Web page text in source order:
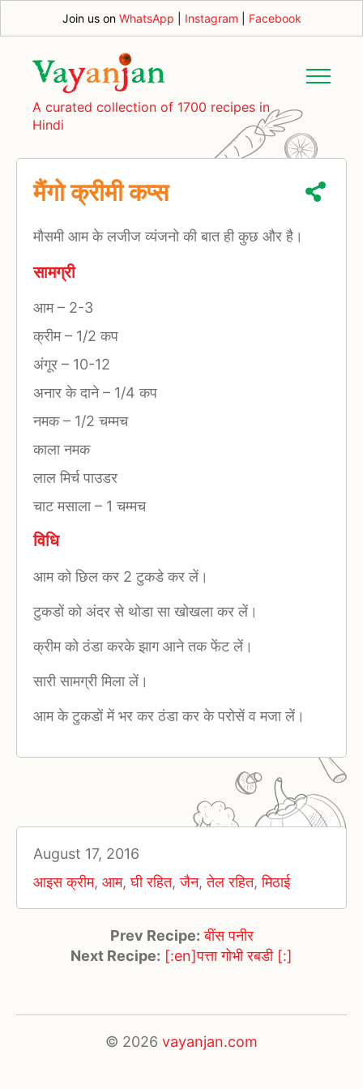
Join us on WhatsApp Instagram Facebook
A curated collection of 1700 recipes in
Hindi
मैंगो क्रीमी कप्स
मौसमी आम के लजीज व्यंजनो की बात ही कुछ और है।
सामग्री
आम– 2-3
क्रीम– 1/2 कप
अंगूर – 10-12
अनार के दाने– 1/4 कप
नमक– 1/2 चम्मच
काला नमक
लाल मिर्च पाउडर
चाट मसाला– 1 चम्मच
विधि
आम को छिल कर 2 टुकडे कर लें।
टुकडों को अंदर से थोडा सा खोखला कर लें।
क्रीम को ठंडा करके झाग आने तक फेंट लें।
सारी सामग्री मिला लें।
आम के टुकडों में भर कर ठंडा कर के परोसें व मजा लें।
August 17, 2016
आइस क्रीम, आम,घी रहित,जैन,तेल रहित,मिठाई
Prev Recipe: बींस पनीर
Next Recipe: [:en]पत्ता गोभी रबडी [:]
© 2026 vayanjan.com